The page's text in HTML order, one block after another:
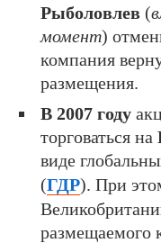
Рыболовлев (
момент)
компания
размещения.
В 2007 году
торговаться на
виде
(ГДР). При
размещаемого